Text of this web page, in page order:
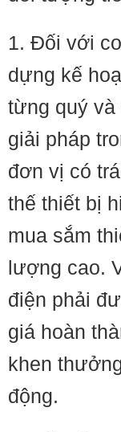
1. Đối với
dựng kế
từng quý và
giải pháp
đơn vị có
thế thiết bị
mua sắm
lượng cao.
điện phải
giá hoàn
khen
động.